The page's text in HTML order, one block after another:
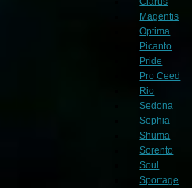
Magentis
Optima
Picanto
Pride
Pro Ceed
Rio
Sedona
Sephia
Shuma
Sorento
Soul
Sportage